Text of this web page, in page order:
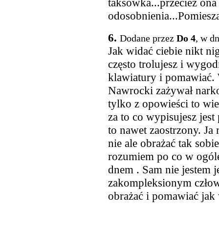
6. Dodane przez Do 4, w
Jak widać ciebie nikt
często trolujesz i
klawiatury i pomawiać.
Nawrocki zażywał
tylko z opowieści to
za to co wypisujesz
to nawet zaostrzony.
nie ale obrażać tak
rozumiem po co w
dnem . Sam nie jestem
zakompleksionym
obrażać i pomawiać